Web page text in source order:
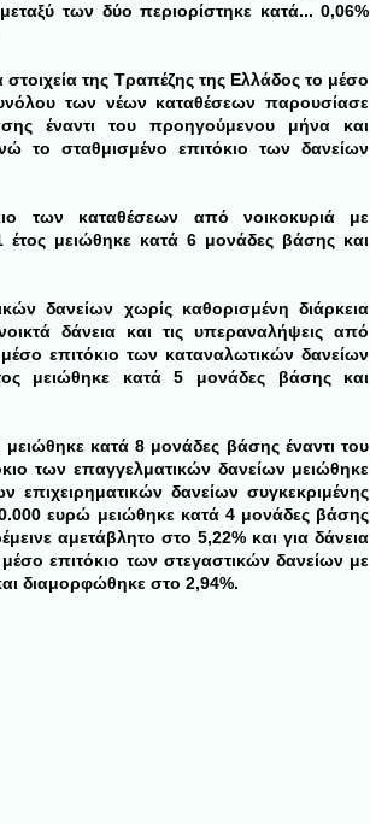
των δύο περιορίστηκε κατά... 0,06%
της Τραπέζης της Ελλάδος το μέσο
των νέων καταθέσεων παρουσίασε
έναντι του προηγούμενου μήνα και
το σταθμισμένο επιτόκιο των δανείων
των καταθέσεων από νοικοκυριά με
μειώθηκε κατά 6 μονάδες βάσης και
δανείων χωρίς καθορισμένη διάρκεια
δάνεια και τις υπεραναλήψεις από
επιτόκιο των καταναλωτικών δανείων
μειώθηκε κατά 5 μονάδες βάσης και
κατά 8 μονάδες βάσης έναντι του
των επαγγελματικών δανείων μειώθηκε
δανείων συγκεκριμένης
ευρώ μειώθηκε κατά 4 μονάδες βάσης
αμετάβλητο στο 5,22% και για δάνεια
επιτόκιο των στεγαστικών δανείων με
διαμορφώθηκε στο 2,94%.